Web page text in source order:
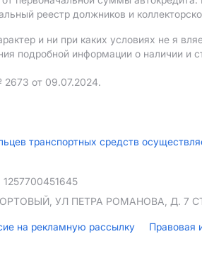
реестр должников и
и ни при каких условиях не я
подробной информации о наличии и
от 09.07.2024.
транспортных средств
УЛ ПЕТРА РОМАНОВА, Д. 7
на рекламную рассылку Правовая